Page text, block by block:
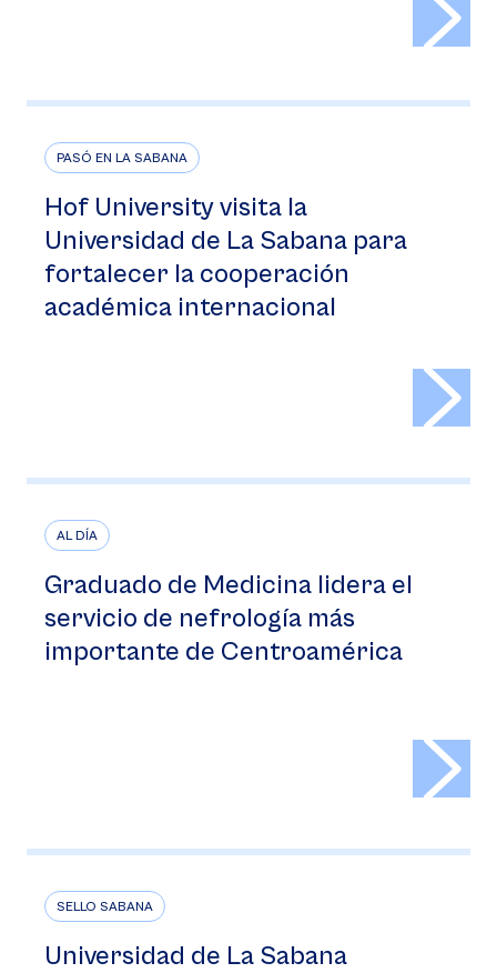
PASÓ EN LA SABANA
Hof University visita la
Universidad de La Sabana para
fortalecer la cooperación
académica internacional
AL DÍA
Graduado de Medicina lidera el
servicio de nefrología más
importante de Centroamérica
SELLO SABANA
Universidad de La Sabana